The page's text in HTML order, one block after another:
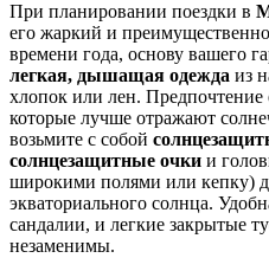
При планировании поездки в
его жаркий и
времени года, основу вашего
легкая, дышащая одежда из
хлопок или лен. Предпочтение
которые лучше отражают
возьмите с собой
солнцезащитные очки и
широкими полями или кепку)
экваториального солнца.
сандалии, и легкие закрытые
незаменимы.